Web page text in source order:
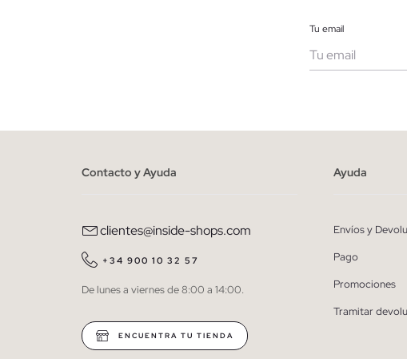
Tu email
Contacto y Ayuda
clientes@inside-shops.com
+34 900 10 32 57
De lunes a viernes de 8:00 a 14:00.
ENCUENTRA TU TIENDA
Ayuda
Envíos y
Pago
Promociones
Tramitar